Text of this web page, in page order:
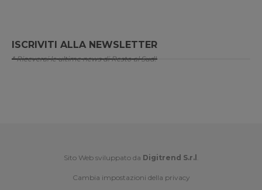
ISCRIVITI ALLA NEWSLETTER
* Riceverai le ultime news di Resto al Sud!
Sito Web sviluppato da Digitrend S.r.l .
Cambia impostazioni della privacy